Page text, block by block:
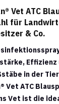
Vet ATC
für
& Co.
Effizienz
in der
Vet ATC
Vet ist die